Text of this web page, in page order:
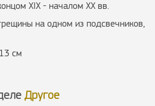
XIX - началом XX вв.
на одном из подсвечников,
см
Другое